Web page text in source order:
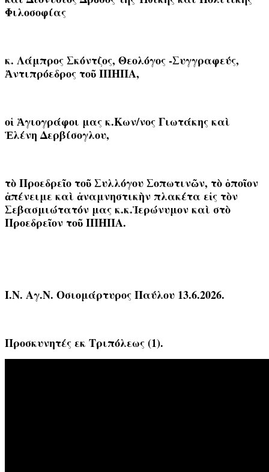
Φιλοσοφίας
κ. Λάμπρος Σκόντζος, Θεολόγος -Συγγραφεύς,
Ἀντιπρόεδρος τοῦ ΙΠΗΠΑ,
οἱ Ἁγιογράφοι μας κ.Κων/νος Γιωτάκης καὶ
Ἑλένη Δερβίσογλου,
τὸ Προεδρεῖο τοῦ Συλλόγου Σοπωτινῶν, τὸ ὁποῖον
ἀπένειμε καὶ ἀναμνηστικὴν πλακέτα εἰς τὸν
Σεβασμιώτατόν μας κ.κ.Ἱερώνυμον καὶ στὸ
Προεδρεῖον τοῦ ΙΠΗΠΑ.
Ι.Ν. Αγ.Ν. Οσιομάρτυρος Παύλου 13.6.2026.
Προσκυνητές εκ Τριπόλεως (1).